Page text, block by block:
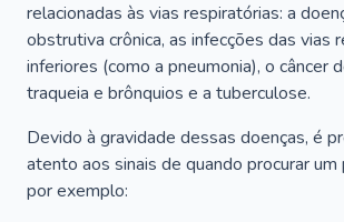
relacionadas às vias respiratórias: a
obstrutiva crônica, as infecções das vias
inferiores (como a pneumonia), o câncer
traqueia e brônquios e a tuberculose.
Devido à gravidade dessas doenças, é
atento aos sinais de quando procurar
por exemplo: